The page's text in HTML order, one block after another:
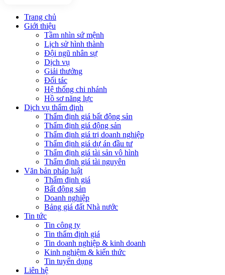
Trang chủ
Giới thiệu
Tầm nhìn sứ mệnh
Lịch sử hình thành
Đội ngũ nhân sự
Dịch vụ
Giải thưởng
Đối tác
Hệ thống chi nhánh
Hồ sơ năng lực
Dịch vụ thẩm định
Thẩm định giá bất động sản
Thẩm định giá động sản
Thẩm định giá trị doanh nghiệp
Thẩm định giá dự án đầu tư
Thẩm định giá tài sản vô hình
Thẩm định giá tài nguyên
Văn bản pháp luật
Thẩm định giá
Bất động sản
Doanh nghiệp
Bảng giá đất Nhà nước
Tin tức
Tin công ty
Tin thẩm định giá
Tin doanh nghiệp & kinh doanh
Kinh nghiệm & kiến thức
Tin tuyển dụng
Liên hệ